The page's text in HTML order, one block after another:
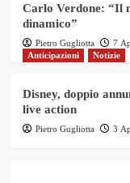
Carlo Verdone: “Il
dinamico”
Pietro Gugliotta 7
Anticipazioni
Notizie
Disney, doppio
live action
Pietro Gugliotta 3